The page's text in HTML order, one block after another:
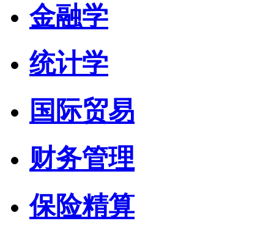
金融学
统计学
国际贸易
财务管理
保险精算